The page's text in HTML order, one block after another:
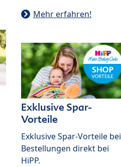
Mehr erfahren!
Exklusive Spar-
Vorteile
Exklusive Spar-Vorteile bei
Bestellungen direkt bei
HiPP.